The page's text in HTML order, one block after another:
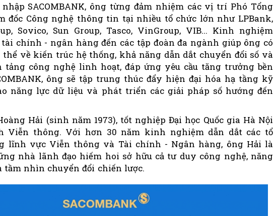
SACOMBANK, ông từng đảm nhiệm các vị trí Phó Tổng
đốc Công nghệ thông tin tại nhiều tổ chức lớn như LPBank,
Sovico, Sun Group, Tasco, VinGroup, VIB... Kinh nghiệm
chính - ngân hàng đến các tập đoàn đa ngành giúp ông có
về kiến trúc hệ thống, khả năng dẫn dắt chuyển đổi số và
tảng công nghệ linh hoạt, đáp ứng yêu cầu tăng trưởng bền
ông sẽ tập trung thúc đẩy hiện đại hóa hạ tầng kỹ
năng lực dữ liệu và phát triển các giải pháp số hướng đến
Hải (sinh năm 1973), tốt nghiệp Đại học Quốc gia Hà Nội
Viễn thông. Với hơn 30 năm kinh nghiệm dẫn dắt các tổ
lĩnh vực Viễn thông và Tài chính - Ngân hàng, ông Hải là
nhà lãnh đạo hiếm hoi sở hữu cả tư duy công nghệ, năng
tầm nhìn chuyển đổi chiến lược.